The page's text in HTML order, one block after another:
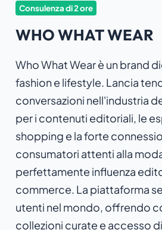
Consulenza di 2 ore
WHO WHAT WEAR
Who What Wear è un brand
fashion e lifestyle. Lancia
conversazioni nell'industria
per i contenuti editoriali, le
shopping e la forte
consumatori attenti alla
perfettamente influenza
commerce. La piattaforma
utenti nel mondo, offrendo
collezioni curate e accesso